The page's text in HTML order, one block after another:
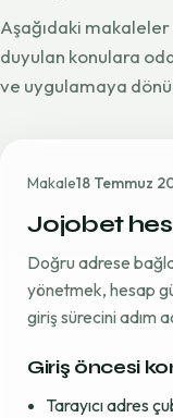
Aşağıdaki
duyulan konulara
ve uygulamaya
Makale18 Temmuz
Jojobet
Doğru adrese
yönetmek, hesap
giriş sürecini adım
Giriş öncesi
Tarayıcı adres